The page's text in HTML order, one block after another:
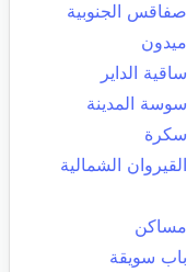
صفاقس الجنوبية
ميدون
ساقية الداير
سوسة المدينة
سكرة
القيروان الشمالية
مساكن
باب سويقة